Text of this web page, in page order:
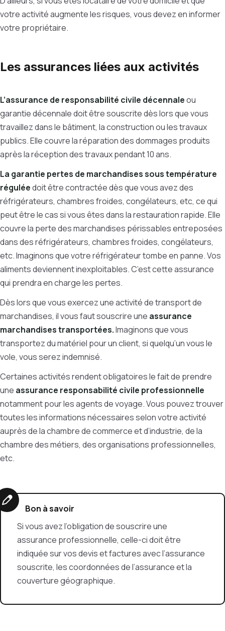
votre activité augmente les risques, vous devez en informer
votre propriétaire.
Les assurances liées aux activités
L’assurance de responsabilité civile décennaleou
garantie décennaledoit être souscrite dès lors que vous
travaillez dans le bâtiment, la construction ou les travaux
publics. Elle couvre la réparation des dommages produits
après la réception des travaux pendant 10 ans.
La garantie pertes de marchandises sous température
réguléedoit être contractée dès que vous avezdes
réfrigérateurs, chambres froides, congélateurs, etc, ce qui
peut être le cas si vous êtes dans la restauration rapide. Elle
couvre la perte des marchandises périssables entreposées
dans des réfrigérateurs, chambres froides, congélateurs,
etc.Imaginons que votre réfrigérateur tombe en panne. Vos
aliments deviennent inexploitables. C’est cette assurance
qui prendra en charge les pertes.
Dès lors que vous exercez une activité de transport de
marchandises, il vous faut souscrire une assurance
marchandises transportées.Imaginons que vous
transportez du matériel pour un client, si quelqu’un vous le
vole, vous serez indemnisé.
Certaines activités rendent obligatoires le fait de prendre
une assurance responsabilité civile professionnelle
notamment pour les agents de voyage. Vous pouvez trouver
toutes les informations nécessaires selon votre activité
auprès de la chambre de commerce et d’industrie, de la
chambre des métiers, des organisations professionnelles,
etc.
Bon à savoir
Si vous avez l’obligation de souscrire une
assurance professionnelle, celle-ci doit être
indiquée sur vos devis et factures avec l’assurance
souscrite, les coordonnées de l’assurance et la
couverture géographique.